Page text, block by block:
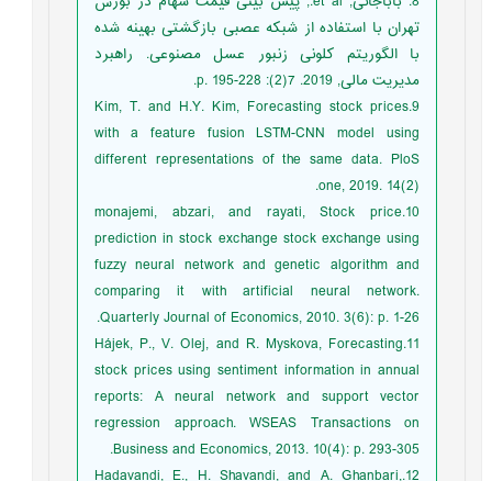
تهران با استفاده از شبکه عصبی بازگشتی بهینه شده
با الگوریتم کلونی زنبور عسل مصنوعی. راهبرد
مدیریت مالی, 2019. 7(2): p. 195-228.
9.Kim, T. and H.Y. Kim, Forecasting stock prices
with a feature fusion LSTM-CNN model using
different representations of the same data. PloS
one, 2019. 14(2).
10.monajemi, abzari, and rayati, Stock price
prediction in stock exchange stock exchange using
fuzzy neural network and genetic algorithm and
comparing it with artificial neural network.
Quarterly Journal of Economics, 2010. 3(6): p. 1-26.
11.Hájek, P., V. Olej, and R. Myskova, Forecasting
stock prices using sentiment information in annual
reports: A neural network and support vector
regression approach. WSEAS Transactions on
Business and Economics, 2013. 10(4): p. 293-305.